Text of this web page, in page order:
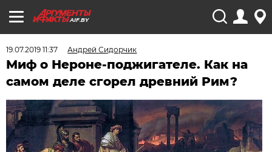
AIF.BY
19.07.2019 11:37 Андрей Сидорчик
Миф о Нероне-поджигателе. Как на
самом деле сгорел древний Рим?